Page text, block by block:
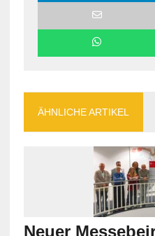
ÄHNLICHE ARTIKEL
Neuer